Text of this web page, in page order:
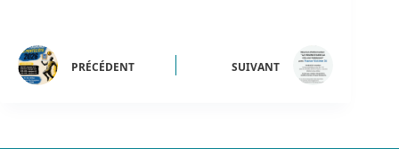
PRÉCÉDENT SUIVANT